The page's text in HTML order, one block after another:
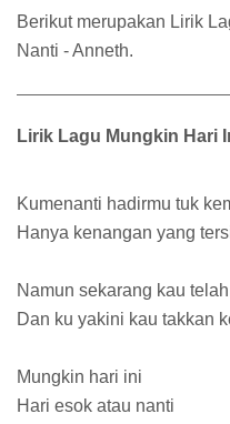
Berikut merupakan Lirik
Nanti - Anneth.
Lirik Lagu Mungkin Hari
Kumenanti hadirmu tuk
Hanya kenangan yang
Namun sekarang kau
Dan ku yakini kau takkan
Mungkin hari ini
Hari esok atau nanti